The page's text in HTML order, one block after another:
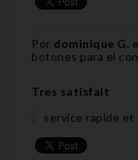
Por dominique G.
botones para el
Tres satisfait
service rapide